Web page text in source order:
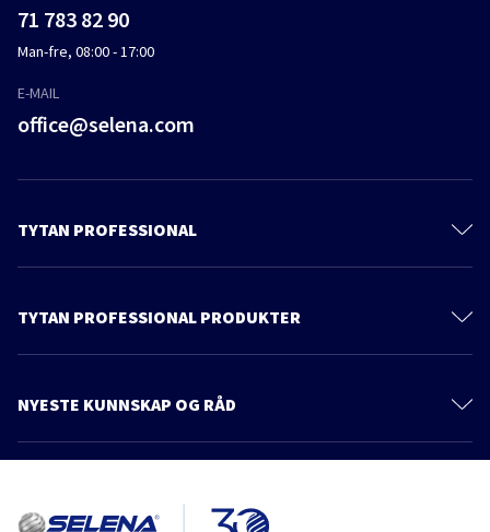
71 783 82 90
Man-fre, 08:00 - 17:00
E-MAIL
office@selena.com
TYTAN PROFESSIONAL
Om oss
Katalog
TYTAN PROFESSIONAL PRODUKTER
Skumlim
NYESTE KUNNSKAP OG RÅD
Flere artikler